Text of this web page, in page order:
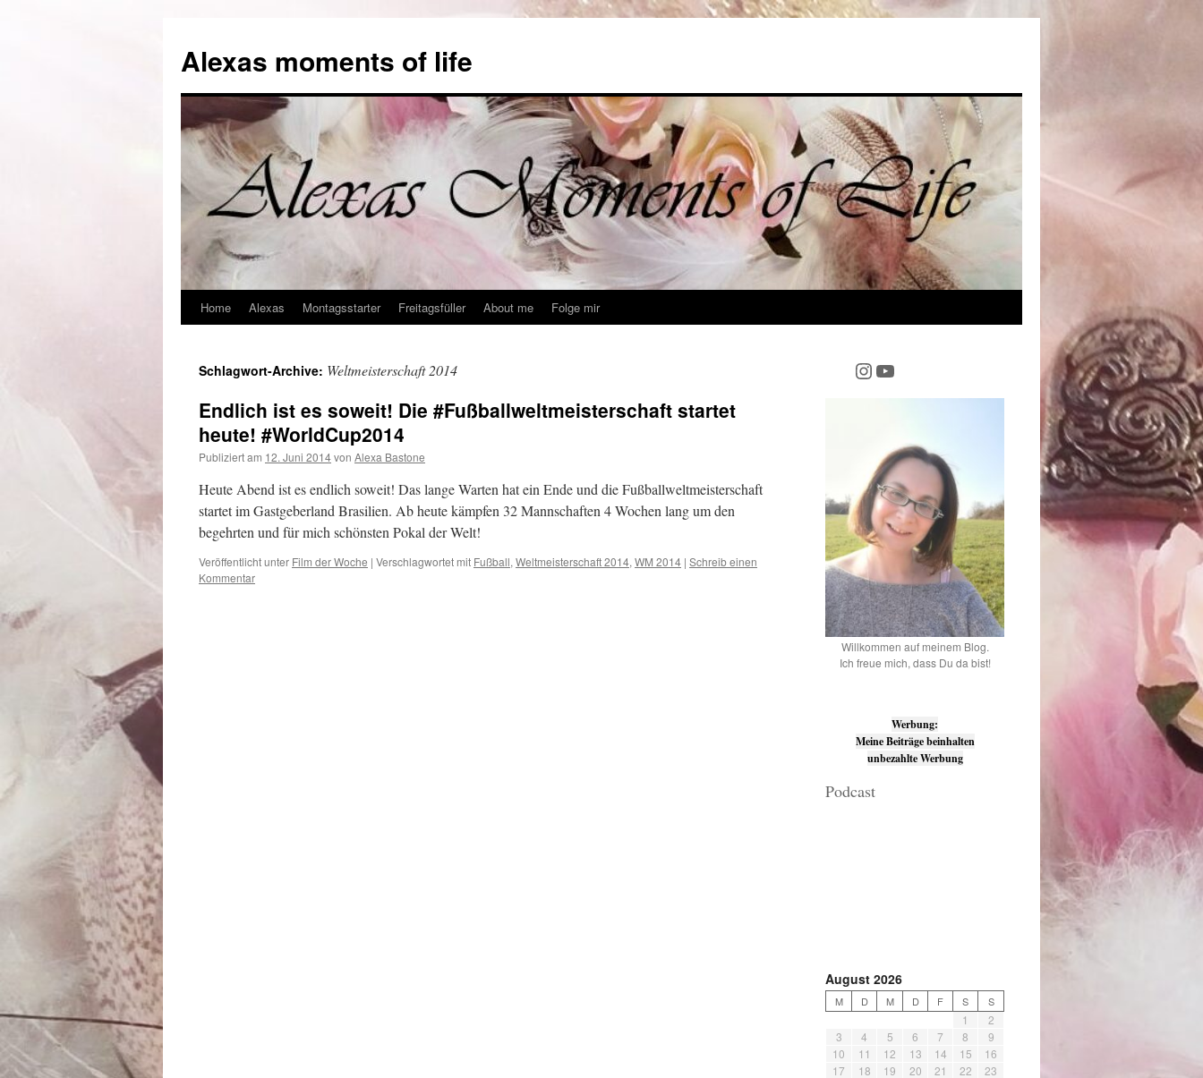
Alexas moments of life
Zum
springen
Home Alexas Montagsstarter Freitagsfüller About me Folge mir
Schlagwort-Archive: Weltmeisterschaft 2014
Endlich ist es soweit! Die #Fußballweltmeisterschaft startet
heute! #WorldCup2014
Publiziert am 12. Juni 2014von Alexa Bastone
Heute Abend ist es endlich soweit! Das lange Warten hat ein Ende und die Fußballweltmeisterschaft
startet im Gastgeberland Brasilien. Ab heute kämpfen 32 Mannschaften 4 Wochen lang um den
begehrten und für mich schönsten Pokal der Welt!
Veröffentlicht unter Film der Woche | Verschlagwortet mit Fußball, Weltmeisterschaft 2014, WM 2014 | Schreib einen
Kommentar
Instagram YouTube
Willkommen auf meinem Blog.
Ich freue mich, dass Du da bist!
Werbung:
Meine Beiträge beinhalten
unbezahlte Werbung
Podcast
August 2026
M D M D F S S
1
2
3
4 5 6 7 8
9
10
11 12 13 14 15
16
17
18 19 20 21 22
23